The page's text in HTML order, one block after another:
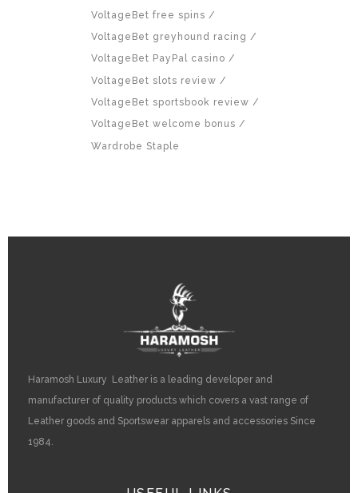
VoltageBet free spins
VoltageBet greyhound racing
VoltageBet PayPal casino
VoltageBet slots review
VoltageBet sportsbook review
VoltageBet welcome bonus
Wardrobe Staple
Haramosh Luxury Leather is a leading developer and
manufacturer of quality products which covers a vast range of
Leather goods and Sportswear apparels and accessories Since
1984.